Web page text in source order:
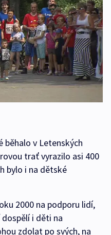
běhalo v Letenských
trať vyrazilo asi 400
bylo i na dětské
2000 na podporu lidí,
i děti na
zdolat po svých, na